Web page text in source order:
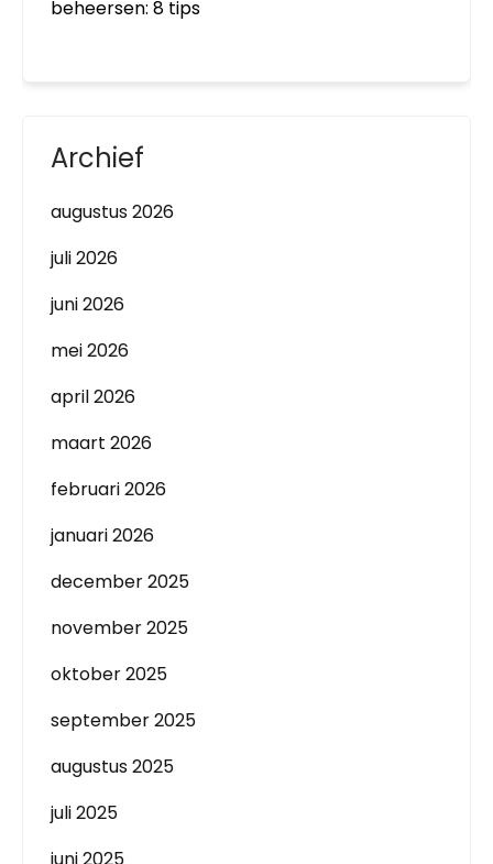
beheersen: 8 tips
Archief
augustus 2026
juli 2026
juni 2026
mei 2026
april 2026
maart 2026
februari 2026
januari 2026
december 2025
november 2025
oktober 2025
september 2025
augustus 2025
juli 2025